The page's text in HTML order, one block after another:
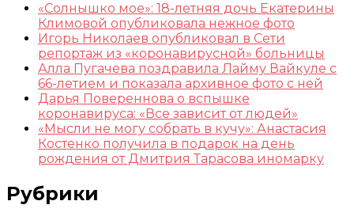
«Солнышко мое»: 18-летняя дочь Екатерины
Климовой опубликовала нежное фото
Игорь Николаев опубликовал в Сети
репортаж из «коронавирусной» больницы
Алла Пугачева поздравила Лайму Вайкуле с
66-летием и показала архивное фото с ней
Дарья Повереннова о вспышке
коронавируса: «Все зависит от людей»
«Мысли не могу собрать в кучу»: Анастасия
Костенко получила в подарок на день
рождения от Дмитрия Тарасова иномарку
Рубрики